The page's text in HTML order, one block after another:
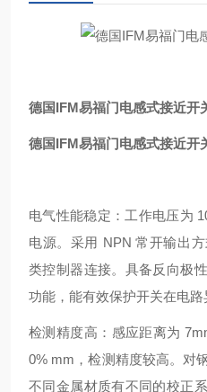
德国IFM易福门电感式接近开
德国IFM易福门电感式接近开
电气性能稳定：工作电压为
电源。采用 NPN 常开输出
类控制器连接。具备反向极
功能，能有效保护开关在电路
检测精度高：感应距离为
0% mm，检测精度较高。对
不同金属材质有不同的校正